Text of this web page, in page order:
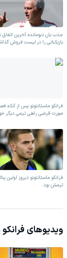
جذب یان دیومانده آخرین اتفاق
بازیکنانی را در لیست فروش
صورت قرضی راهی تیمی دیگر
فرانکو ماستانتونو دیروز اولین
تیمش بود.
ویدیوهای